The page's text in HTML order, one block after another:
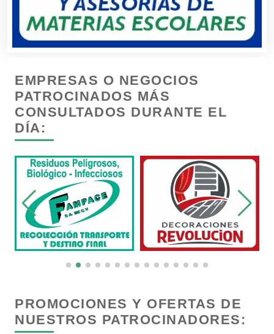
Cámaras de Comercio
Camiones para Fletes
Cancelería de Aluminio
Carnicerías
Carpinterías
Centros Comerciales
Centros de Nutrición
EMPRESAS O NEGOCIOS
PATROCINADOS MÁS
CONSULTADOS DURANTE EL
DÍA:
PROMOCIONES Y OFERTAS DE
NUESTROS PATROCINADORES: